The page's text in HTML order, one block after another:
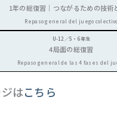
1年の総復習｜つながるための技術
Repaso general del juego colectivo
4局面の総復習
Repaso general de las 4 fases del
はこちら